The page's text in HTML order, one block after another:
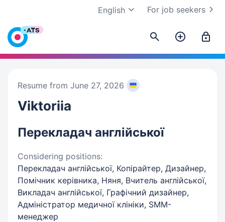
For job seekers
English
Resume from June 27, 2026
Viktoriia
Перекладач англійської
Considering positions:
Перекладач англійської, Копірайтер, Дизайнер,
Помічник керівника, Няня, Вчитель англійської,
Викладач англійської, Графічний дизайнер,
Адміністратор медичної клініки, SMM-
менеджер